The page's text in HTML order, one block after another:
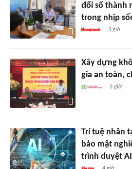
đổi số thành
trong nhịp
3 giờ
Xây dựng
gia an toàn,
3 giờ
Trí tuệ nhân
bảo mật
trình duyệt AI